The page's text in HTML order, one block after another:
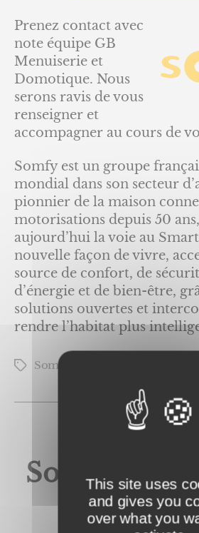
Prenez contact avec
note équipe GB
Menuiserie et
Domotique. Nous
serons ravis de vous
renseigner et
accompagner au cours de
Somfy est un groupe
mondial dans son secteur
pionnier de la maison
motorisations depuis 50
aujourd’hui la voie au
nouvelle façon de vivre,
source de confort, de
d’énergie et de bien-être,
solutions ouvertes et
rendre l’habitat plus
Étiquettes
Somfy leader mondial
Somfy – La
This site uses
and gives you
over what you